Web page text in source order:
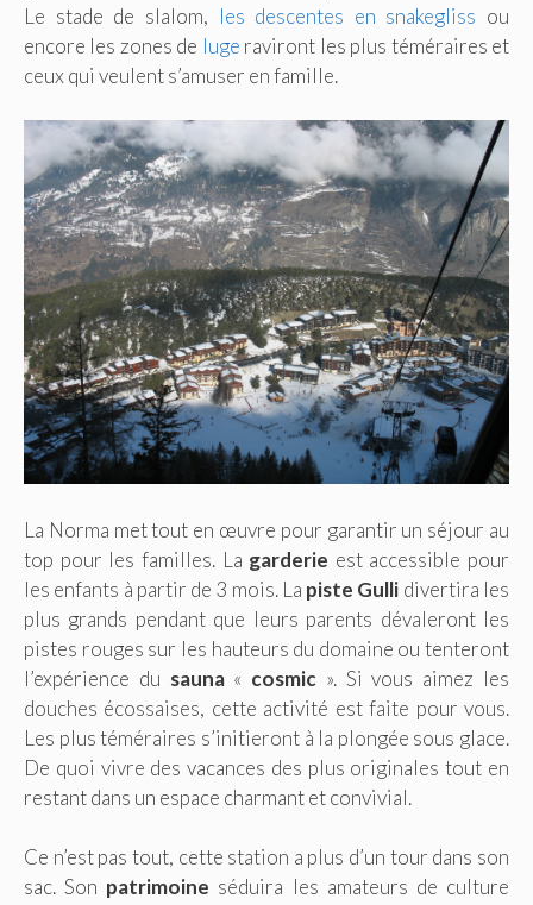
Le stade de slalom, les descentes en snakegliss ou
encore les zones de luge raviront les plus téméraires et
ceux qui veulent s’amuser en famille.
La Norma met tout en œuvre pour garantir un séjour au
top pour les familles. La garderie est accessible pour
les enfants à partir de 3 mois. La piste Gulli divertira les
plus grands pendant que leurs parents dévaleront les
pistes rouges sur les hauteurs du domaine ou tenteront
l’expérience du sauna« cosmic ». Si vous aimez les
douches écossaises, cette activité est faite pour vous.
Les plus téméraires s’initieront à la plongée sous glace.
De quoi vivre des vacances des plus originales tout en
restant dans un espace charmant et convivial.
Ce n’est pas tout, cette station a plus d’un tour dans son
sac. Son patrimoine séduira les amateurs de culture